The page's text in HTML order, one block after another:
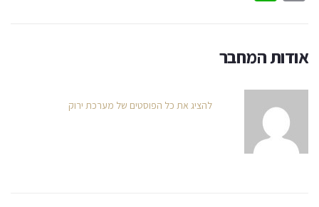
אודות המחבר
להציג את כל הפוסטים של מערכת ירוק